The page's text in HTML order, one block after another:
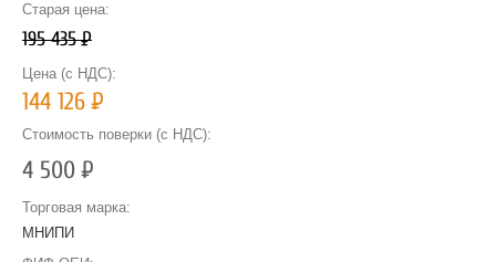
Старая цена:
195 435Р
Цена (с НДС):
144 126Р
Стоимость поверки (с НДС):
4 500Р
Торговая марка:
МНИПИ